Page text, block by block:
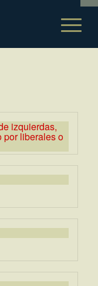
izquierdas,
por liberales o